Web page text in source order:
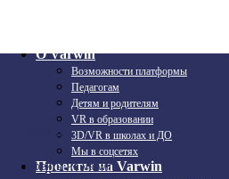
О Varwin
Возможности платформы
Педагогам
Детям и родителям
VR в образовании
3D/VR в школах и ДО
Мы в соцсетях
Проекты на Varwin
О Varwin
Проекты на Varwin
ИИ в Varwin!